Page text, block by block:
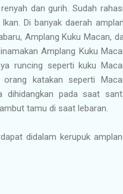
dan gurih. Sudah
Di banyak daerah
Amplang Kuku Macan,
Amplang Kuku
runcing seperti kuku
katakan seperti
dihidangkan pada saat
tamu di saat lebaran.
didalam kerupuk